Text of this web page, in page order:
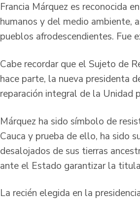
Francia Márquez es reconocida
humanos y del medio ambiente,
pueblos afrodescendientes. Fue
Cabe recordar que el Sujeto de
hace parte, la nueva presidenta
reparación integral de la Unidad
Márquez ha sido símbolo de
Cauca y prueba de ello, ha sido
desalojados de sus tierras
ante el Estado garantizar la
La recién elegida en la